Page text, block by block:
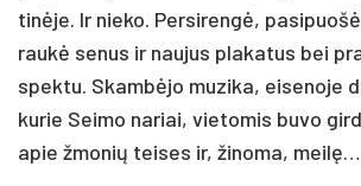
tinė­je. Ir nie­ko. Per­si­rengė,
raukė se­nus ir nau­jus pla­ka­tus bei
spek­tu. Skambė­jo mu­zi­ka, ei­se­no­je
ku­rie Sei­mo na­riai, vie­to­mis bu­vo
apie žmo­nių tei­ses ir, ži­no­ma, meilę…